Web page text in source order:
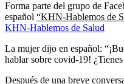
Forma parte del grupo de
español “KHN-Hablemos de
KHN-Hablemos de Salud
La mujer dijo en español:
hablar sobre covid-19!
Después de una breve